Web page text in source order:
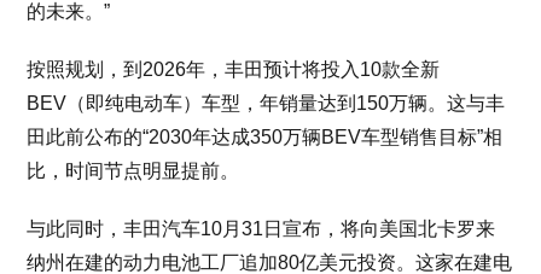
的未来。”
按照规划，到2026年，丰田预计将投入10款全新
BEV（即纯电动车）车型，年销量达到150万辆。这与丰
田此前公布的“2030年达成350万辆BEV车型销售目标”相
比，时间节点明显提前。
与此同时，丰田汽车10月31日宣布，将向美国北卡罗来
纳州在建的动力电池工厂追加80亿美元投资。这家在建电